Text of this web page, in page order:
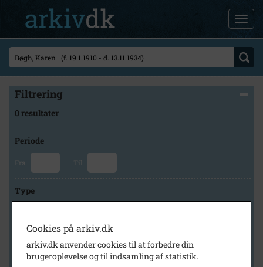
Filtrering
0 resultater
Periode
Fra Til
Type
Arkiv
Herlev Kommunes Lokalarkiv
Cookies på arkiv.dk
arkiv.dk anvender cookies til at forbedre din
brugeroplevelse og til indsamling af statistik.